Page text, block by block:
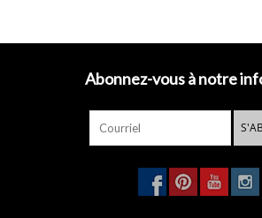
Une fine "H" et "C" sont au moyen de la
Abonnez-vous à notre